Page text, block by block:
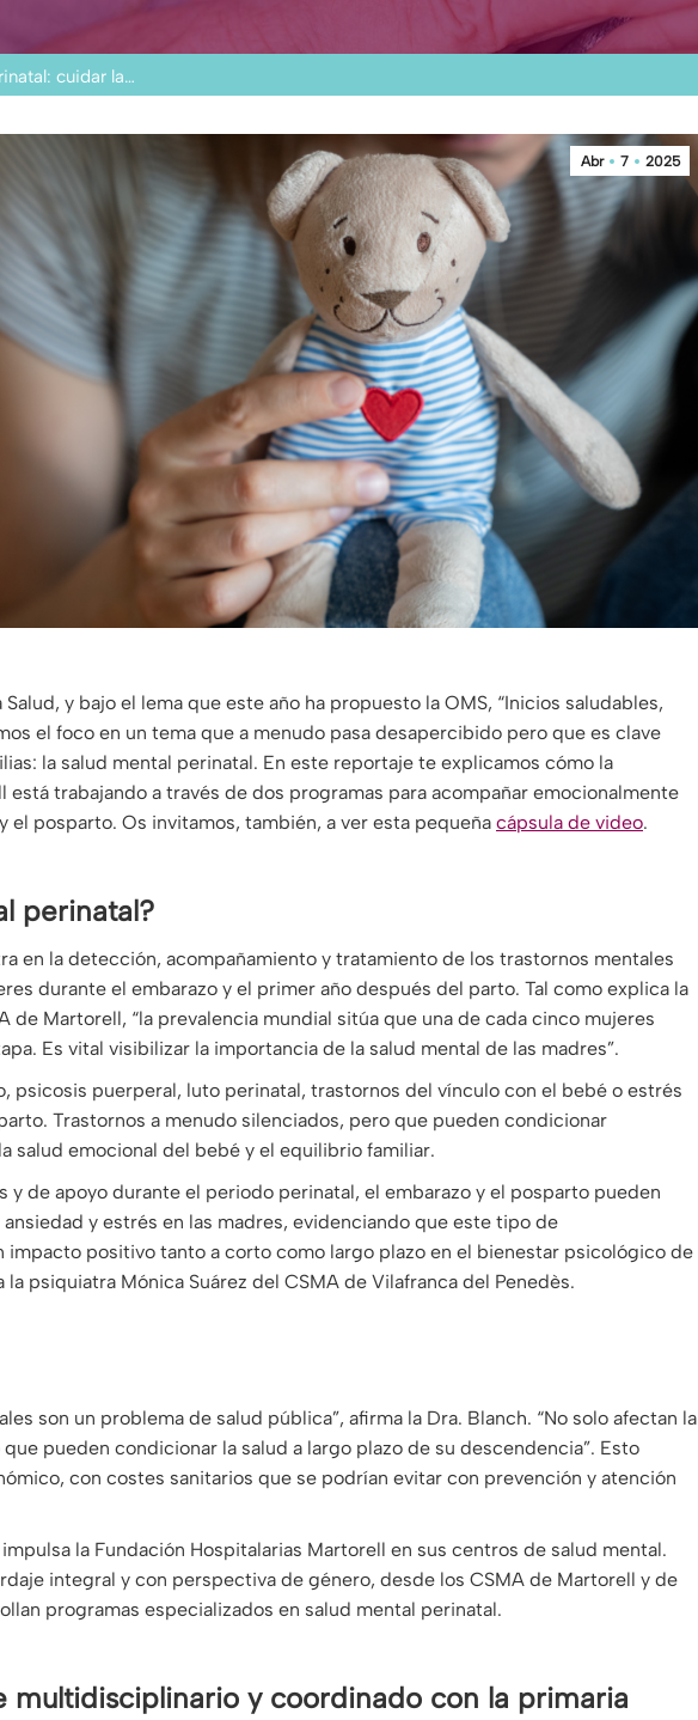
cuidar la…
Abr 7 2025
y bajo el lema que este año ha propuesto la OMS, “Inicios saludables,
el foco en un tema que a menudo pasa desapercibido pero que es clave
la salud mental perinatal. En este reportaje te explicamos cómo la
está trabajando a través de dos programas para acompañar emocionalmente
el posparto. Os invitamos, también, a ver esta pequeña cápsula de video.
perinatal?
en la detección, acompañamiento y tratamiento de los trastornos mentales
durante el embarazo y el primer año después del parto. Tal como explica la
de Martorell, “la prevalencia mundial sitúa que una de cada cinco mujeres
Es vital visibilizar la importancia de la salud mental de las madres”.
psicosis puerperal, luto perinatal, trastornos del vínculo con el bebé o estrés
Trastornos a menudo silenciados, pero que pueden condicionar
salud emocional del bebé y el equilibrio familiar.
y de apoyo durante el periodo perinatal, el embarazo y el posparto pueden
y estrés en las madres, evidenciando que este tipo de
impacto positivo tanto a corto como largo plazo en el bienestar psicológico de
la psiquiatra Mónica Suárez del CSMA de Vilafranca del Penedès.
son un problema de salud pública”, afirma la Dra. Blanch. “No solo afectan la
pueden condicionar la salud a largo plazo de su descendencia”. Esto
con costes sanitarios que se podrían evitar con prevención y atención
la Fundación Hospitalarias Martorell en sus centros de salud mental.
integral y con perspectiva de género, desde los CSMA de Martorell y de
programas especializados en salud mental perinatal.
multidisciplinario y coordinado con la primaria